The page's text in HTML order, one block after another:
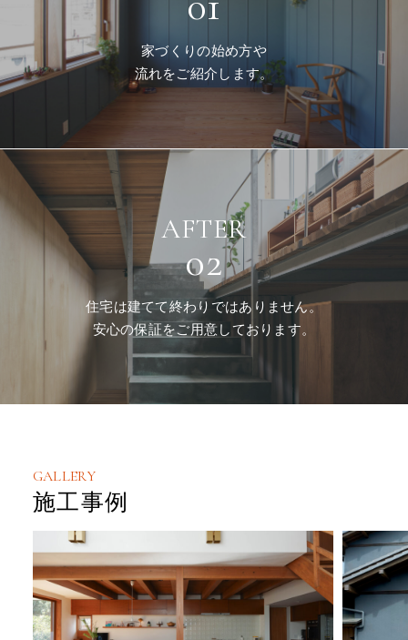
家づくりの始め方や
流れをご紹介します。
AFTER
02
住宅は建てて終わりではありません。
安心の保証をご用意しております。
GALLERY
施工事例